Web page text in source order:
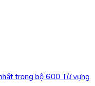
trong bộ 600 Từ vựng